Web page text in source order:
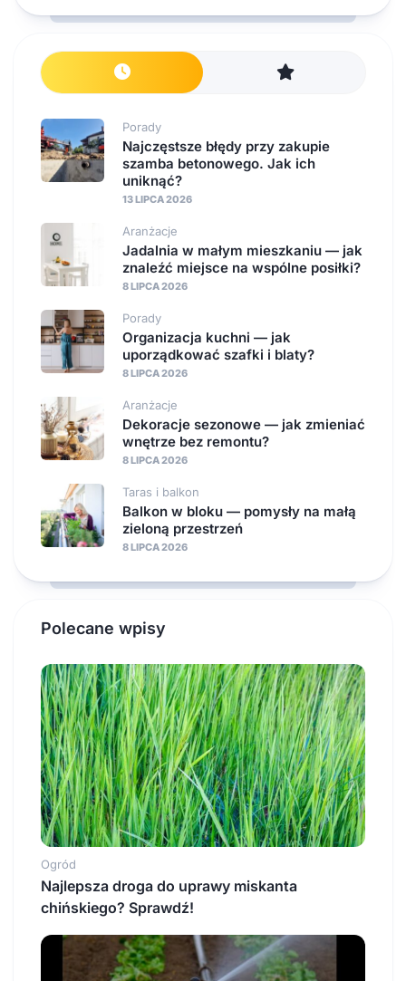
Porady
Najczęstsze błędy przy zakupie
szamba betonowego. Jak ich
uniknąć?
13 LIPCA 2026
Aranżacje
Jadalnia w małym mieszkaniu — jak
znaleźć miejsce na wspólne posiłki?
8 LIPCA 2026
Porady
Organizacja kuchni — jak
uporządkować szafki i blaty?
8 LIPCA 2026
Aranżacje
Dekoracje sezonowe — jak zmieniać
wnętrze bez remontu?
8 LIPCA 2026
Taras i balkon
Balkon w bloku — pomysły na małą
zieloną przestrzeń
8 LIPCA 2026
Polecane wpisy
Ogród
Najlepsza droga do uprawy miskanta
chińskiego? Sprawdź!